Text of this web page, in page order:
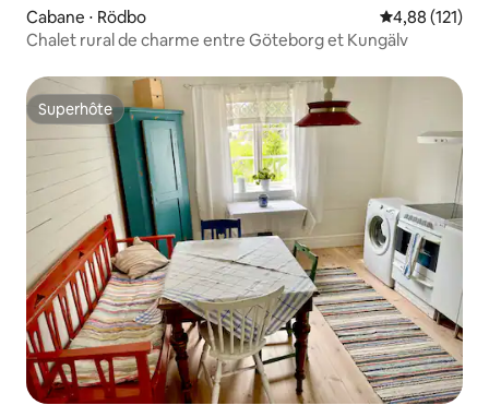
Cabane ⋅ Rödbo Évaluation
4,88 (121)
Chalet rural de charme entre Göteborg et Kungälv
Superhôte
Superhôte